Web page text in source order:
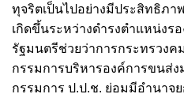
ทุจริตเป็นไปอย่างมีประสิทธิภา
เกิดขึ้นระหว่างดํารงตําแหน่งร
รัฐมนตรีช่วยว่าการกระทรวง
กรรมการบริหารองค์การขนส่
กรรมการ ป.ป.ช. ย่อมมีอํานาจ